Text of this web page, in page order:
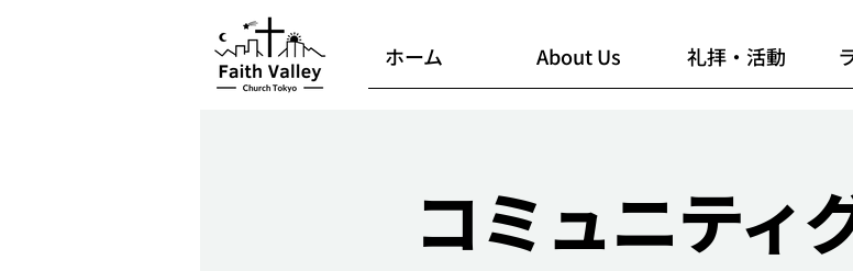
ホーム About Us 礼拝・活動
コミュニティ